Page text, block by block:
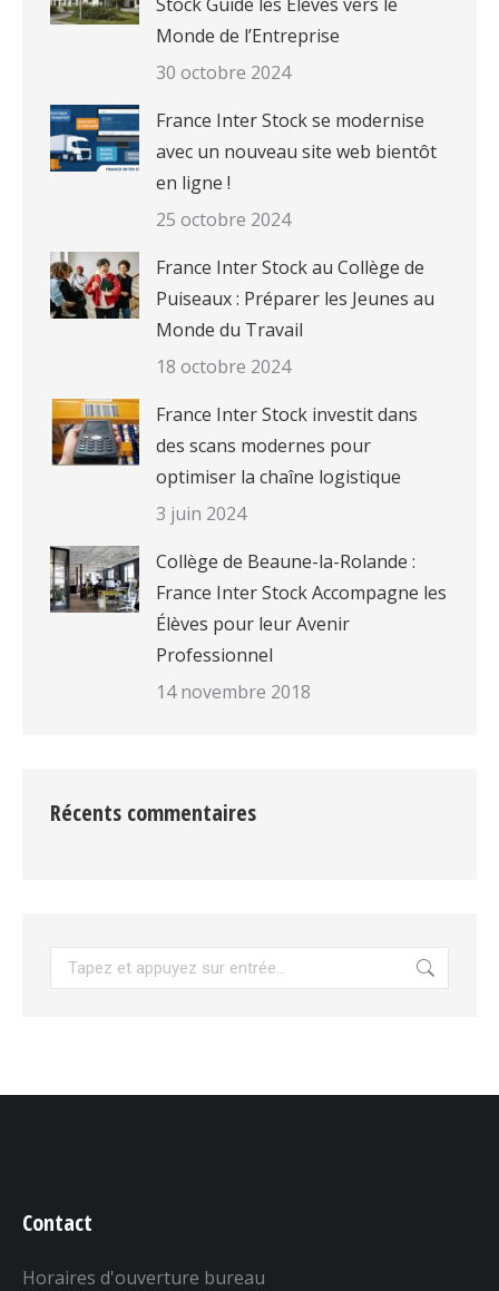
Monde de l’Entreprise
30 octobre 2024
France Inter Stock se modernise
avec un nouveau site web bientôt
en ligne !
25 octobre 2024
France Inter Stock au Collège de
Puiseaux : Préparer les Jeunes au
Monde du Travail
18 octobre 2024
France Inter Stock investit dans
des scans modernes pour
optimiser la chaîne logistique
3 juin 2024
Collège de Beaune-la-Rolande :
France Inter Stock Accompagne les
Élèves pour leur Avenir
Professionnel
14 novembre 2018
Récents commentaires
Recherche
:
Contact
Horaires d'ouverture bureau